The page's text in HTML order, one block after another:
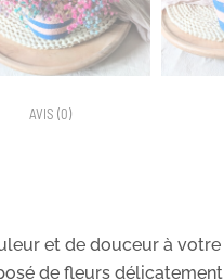
AVIS (0)
et de douceur à
de fleurs